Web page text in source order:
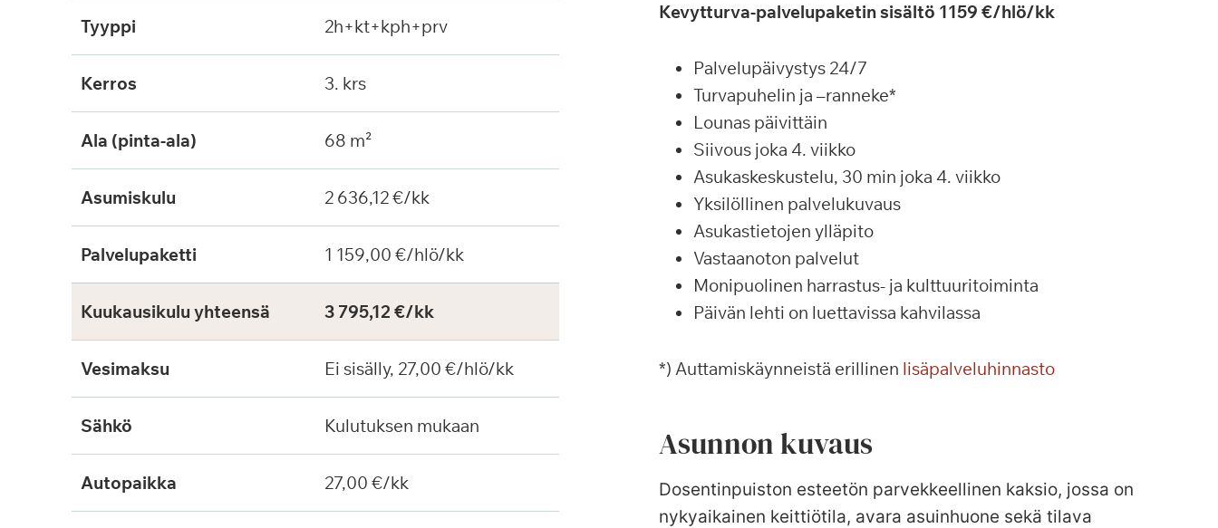
Tyyppi 2h+kt+kph+prv
Kerros 3. krs
Ala (pinta-ala) 68 m²
Asumiskulu 2 636,12 €/kk
Palvelupaketti 1 159,00 €/hlö/kk
Kuukausikulu yhteensä 3 795,12 €/kk
Vesimaksu Ei sisälly, 27,00 €/hlö/kk
Sähkö Kulutuksen mukaan
Autopaikka 27,00 €/kk
Kevytturva-palvelupaketin sisältö 1159 €/hlö/kk
Palvelupäivystys 24/7
Turvapuhelin ja –ranneke*
Lounas päivittäin
Siivous joka 4. viikko
Asukaskeskustelu, 30 min joka 4. viikko
Yksilöllinen palvelukuvaus
Asukastietojen ylläpito
Vastaanoton palvelut
Monipuolinen harrastus- ja kulttuuritoiminta
Päivän lehti on luettavissa kahvilassa
*) Auttamiskäynneistä erillinen lisäpalveluhinnasto
Asunnon kuvaus
Dosentinpuiston esteetön parvekkeellinen kaksio, jossa on
nykyaikainen keittiötila, avara asuinhuone sekä tilava